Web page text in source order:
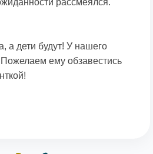
рассмеялся.
а дети будут! У нашего
ему обзавестись